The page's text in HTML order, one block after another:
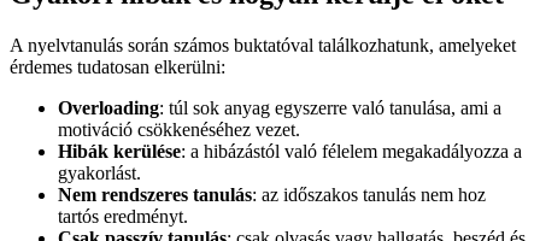
A nyelvtanulás során számos buktatóval találkozhatunk, amelyeket
érdemes tudatosan elkerülni:
Overloading: túl sok anyag egyszerre való tanulása, ami a
motiváció csökkenéséhez vezet.
Hibák kerülése: a hibázástól való félelem megakadályozza a
gyakorlást.
Nem rendszeres tanulás: az időszakos tanulás nem hoz
tartós eredményt.